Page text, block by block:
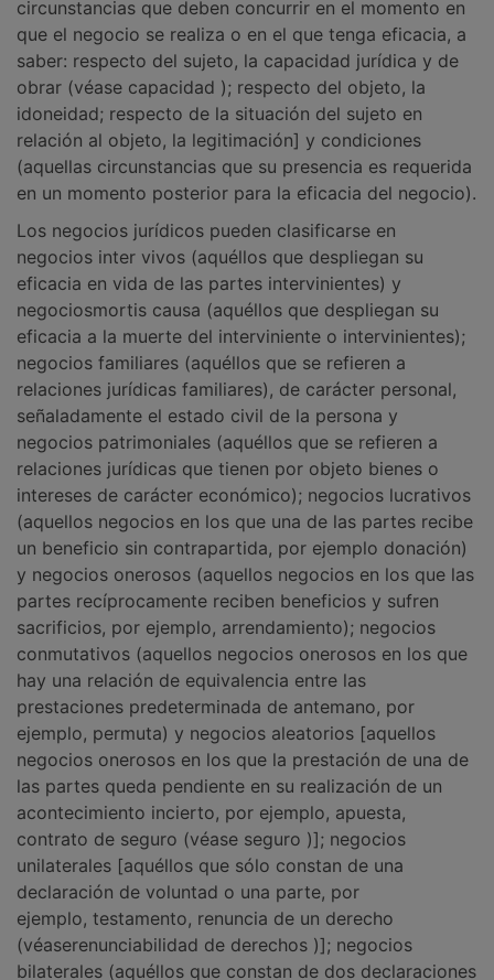
circunstancias que deben concurrir en el momento en
que el negocio se realiza o en el que tenga eficacia, a
saber: respecto del sujeto, la capacidad jurídica y de
obrar (véase capacidad ); respecto del objeto, la
idoneidad; respecto de la situación del sujeto en
relación al objeto, la legitimación] y condiciones
(aquellas circunstancias que su presencia es requerida
en un momento posterior para la eficacia del negocio).
Los negocios jurídicos pueden clasificarse en
negocios inter vivos (aquéllos que despliegan su
eficacia en vida de las partes intervinientes) y
negociosmortis causa (aquéllos que despliegan su
eficacia a la muerte del interviniente o intervinientes);
negocios familiares (aquéllos que se refieren a
relaciones jurídicas familiares), de carácter personal,
señaladamente el estado civil de la persona y
negocios patrimoniales (aquéllos que se refieren a
relaciones jurídicas que tienen por objeto bienes o
intereses de carácter económico); negocios lucrativos
(aquellos negocios en los que una de las partes recibe
un beneficio sin contrapartida, por ejemplo donación)
y negocios onerosos (aquellos negocios en los que las
partes recíprocamente reciben beneficios y sufren
sacrificios, por ejemplo, arrendamiento); negocios
conmutativos (aquellos negocios onerosos en los que
hay una relación de equivalencia entre las
prestaciones predeterminada de antemano, por
ejemplo, permuta) y negocios aleatorios [aquellos
negocios onerosos en los que la prestación de una de
las partes queda pendiente en su realización de un
acontecimiento incierto, por ejemplo, apuesta,
contrato de seguro (véase seguro )]; negocios
unilaterales [aquéllos que sólo constan de una
declaración de voluntad o una parte, por
ejemplo, testamento, renuncia de un derecho
(véaserenunciabilidad de derechos )]; negocios
bilaterales (aquéllos que constan de dos declaraciones